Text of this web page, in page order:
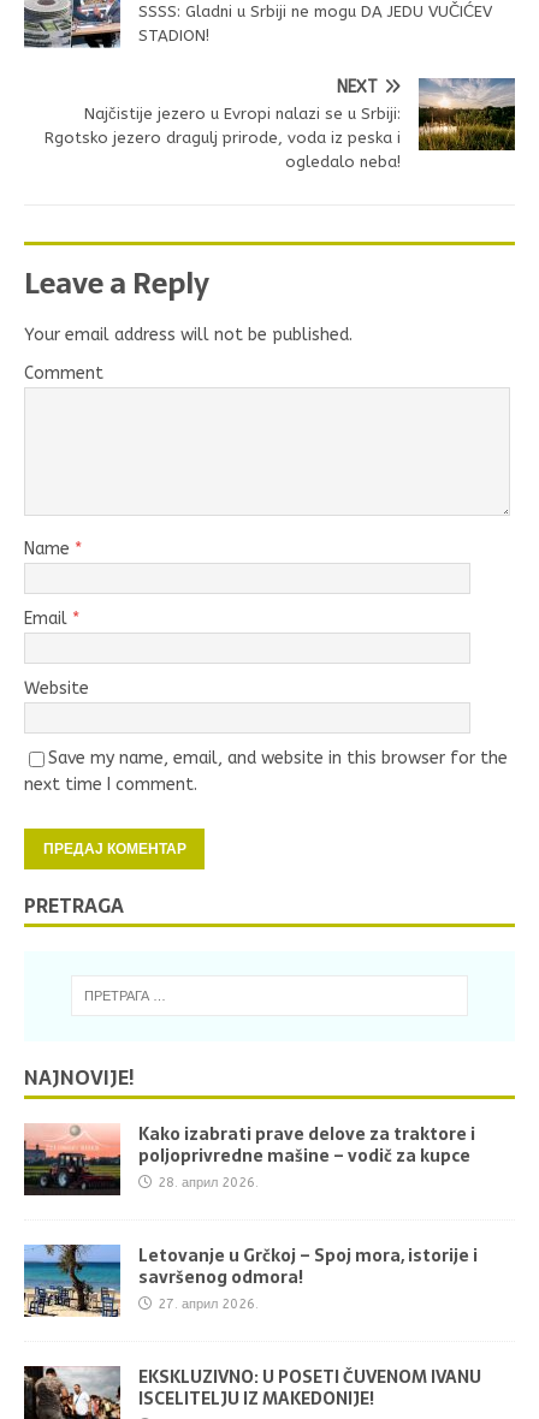
SSSS: Gladni u Srbiji ne mogu DA JEDU VUČIĆEV
STADION!
NEXT
Najčistije jezero u Evropi nalazi se u Srbiji:
Rgotsko jezero dragulj prirode, voda iz peska i
ogledalo neba!
Leave a Reply
Your email address will not be published.
Comment
Name *
Email *
Website
Save my name, email, and website in this browser for the
next time I comment.
PRETRAGA
NAJNOVIJE!
Kako izabrati prave delove za traktore i
poljoprivredne mašine – vodič za kupce
28. април 2026.
Letovanje u Grčkoj – Spoj mora, istorije i
savršenog odmora!
27. април 2026.
EKSKLUZIVNO: U POSETI ČUVENOM IVANU
ISCELITELJU IZ MAKEDONIJE!